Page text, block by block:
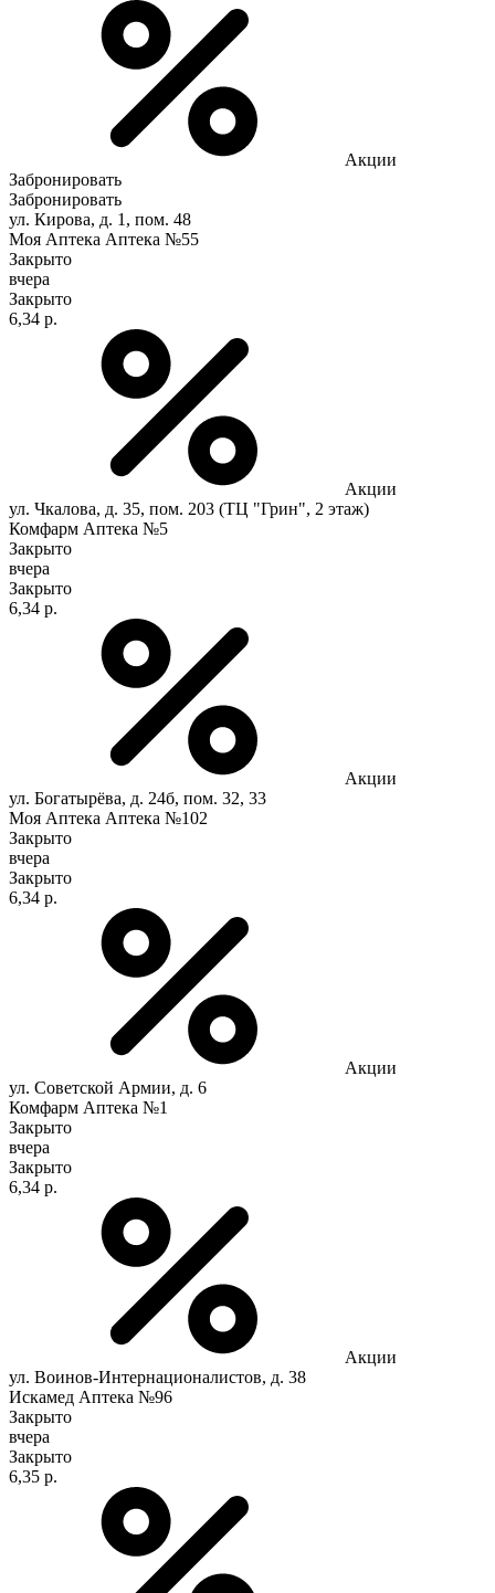
Акции
Забронировать
Забронировать
ул. Кирова, д. 1, пом. 48
Моя Аптека Аптека №55
Закрыто
вчера
Закрыто
6,34 р.
Акции
ул. Чкалова, д. 35, пом. 203 (ТЦ "Грин", 2 этаж)
Комфарм Аптека №5
Закрыто
вчера
Закрыто
6,34 р.
Акции
ул. Богатырёва, д. 24б, пом. 32, 33
Моя Аптека Аптека №102
Закрыто
вчера
Закрыто
6,34 р.
Акции
ул. Советской Армии, д. 6
Комфарм Аптека №1
Закрыто
вчера
Закрыто
6,34 р.
Акции
ул. Воинов-Интернационалистов, д. 38
Искамед Аптека №96
Закрыто
вчера
Закрыто
6,35 р.